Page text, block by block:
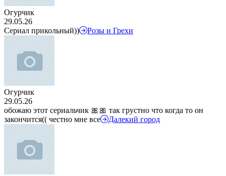
Огурчик
29.05.26
Сериал прикольный))
Розы и Грехи
Огурчик
29.05.26
обожаю этот сериальчик 🎀🎀 так грустно что когда то он
закончится(( честно мне все
Далекий город